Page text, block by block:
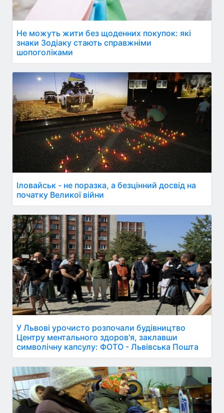
Не можуть жити без щоденних покупок: які
знаки Зодіаку стають справжніми
шопоголіками
Іловайськ - не поразка, а безцінний досвід на
початку Великої війни
У Львові урочисто розпочали будівництво
Центру ментального здоров'я, заклавши
символічну капсулу: ФОТО - Львівська Пошта